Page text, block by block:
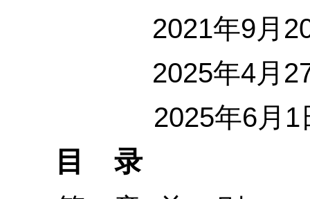
2021年9月20
2025年4月
2025年6月1
目 录